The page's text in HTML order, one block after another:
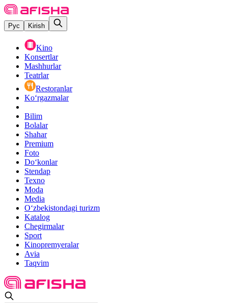
Рус Kirish
Kino
Konsertlar
Mashhurlar
Teatrlar
Restoranlar
Ko‘rgazmalar
Bilim
Bolalar
Shahar
Premium
Foto
Do‘konlar
Stendap
Texno
Moda
Media
O‘zbekistondagi turizm
Katalog
Chegirmalar
Sport
Kinopremyeralar
Avia
Taqvim